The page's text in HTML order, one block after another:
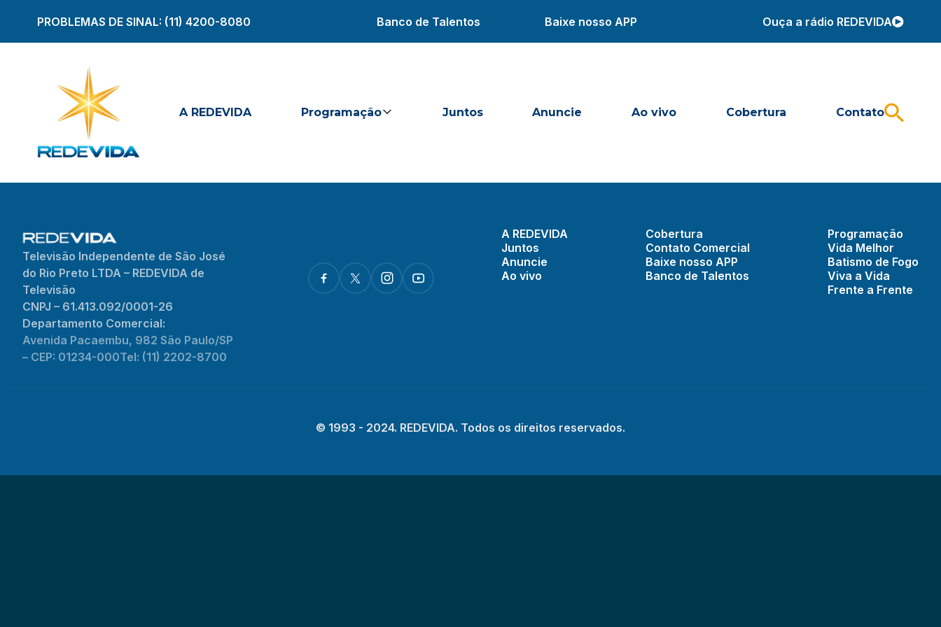
PROBLEMAS DE SINAL: (11) 4200-8080 Banco de Talentos Baixe nosso APP Ouça a rádio REDEVIDA
A REDEVIDA Programação Juntos Anuncie Ao vivo Cobertura Contato
Televisão Independente de São José
do Rio Preto LTDA – REDEVIDA de
Televisão
CNPJ – 61.413.092/0001-26
Departamento Comercial:
Avenida Pacaembu, 982 São Paulo/SP
– CEP: 01234-000Tel: (11) 2202-8700
A REDEVIDA
Juntos
Anuncie
Ao vivo
Cobertura
Contato Comercial
Baixe nosso APP
Banco de Talentos
Programação
Vida Melhor
Batismo de Fogo
Viva a Vida
Frente a Frente
© 1993 - 2024. REDEVIDA. Todos os direitos reservados.